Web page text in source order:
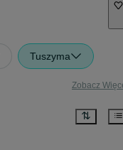
Tuszyma
Zobacz